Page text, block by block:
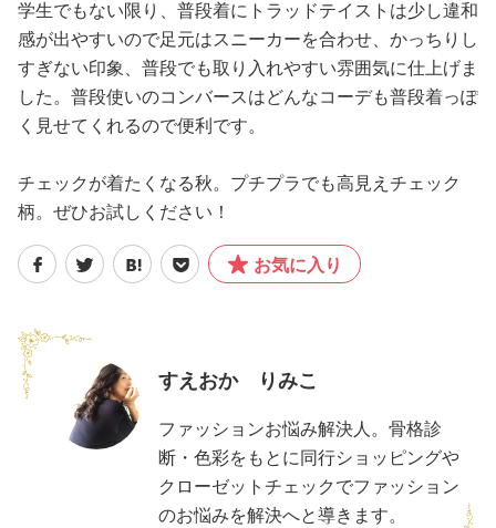
学生でもない限り、普段着にトラッドテイストは少し違和
感が出やすいので足元はスニーカーを合わせ、かっちりし
すぎない印象、普段でも取り入れやすい雰囲気に仕上げま
した。普段使いのコンバースはどんなコーデも普段着っぽ
く見せてくれるので便利です。
チェックが着たくなる秋。プチプラでも高見えチェック
柄。ぜひお試しください！
お気に入り
すえおか りみこ
ファッションお悩み解決人。骨格診
断・色彩をもとに同行ショッピングや
クローゼットチェックでファッション
のお悩みを解決へと導きます。